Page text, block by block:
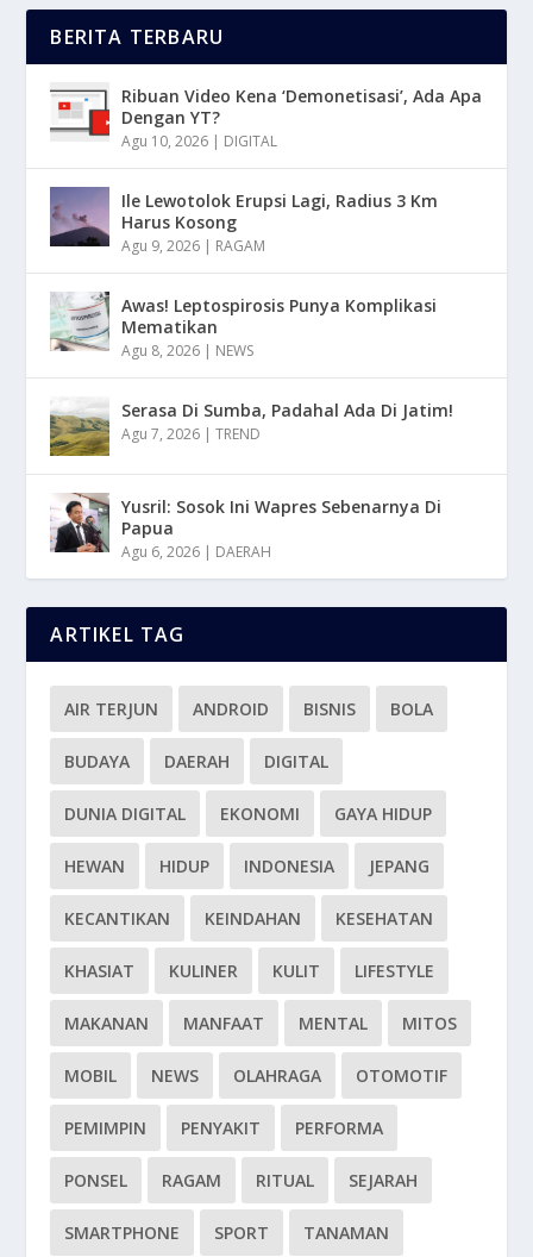
BERITA TERBARU
Ribuan Video Kena ‘Demonetisasi’, Ada Apa
Dengan YT?
Agu 10, 2026 | DIGITAL
Ile Lewotolok Erupsi Lagi, Radius 3 Km
Harus Kosong
Agu 9, 2026 | RAGAM
Awas! Leptospirosis Punya Komplikasi
Mematikan
Agu 8, 2026 | NEWS
Serasa Di Sumba, Padahal Ada Di Jatim!
Agu 7, 2026 |TREND
Yusril: Sosok Ini Wapres Sebenarnya Di
Papua
Agu 6, 2026 | DAERAH
ARTIKEL TAG
AIR TERJUN ANDROID BISNIS BOLA
BUDAYA DAERAH DIGITAL
DUNIA DIGITAL EKONOMI GAYA HIDUP
HEWAN HIDUP INDONESIA JEPANG
KECANTIKAN KEINDAHAN KESEHATAN
KHASIAT KULINER KULIT LIFESTYLE
MAKANAN MANFAAT MENTAL MITOS
MOBIL NEWS OLAHRAGA OTOMOTIF
PEMIMPIN PENYAKIT PERFORMA
PONSEL RAGAM RITUAL SEJARAH
SMARTPHONE SPORT TANAMAN